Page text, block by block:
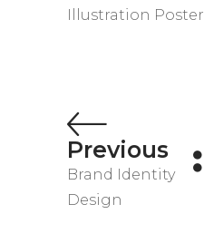
Illustration Poster
Previous
Brand Identity
Design